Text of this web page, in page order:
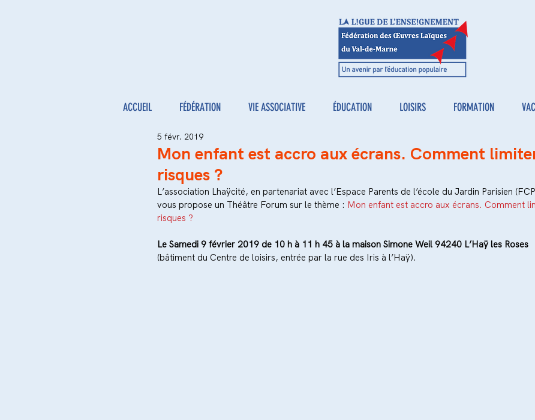
ACCUEIL FÉDÉRATION VIE ASSOCIATIVE ÉDUCATION LOISIRS FORMATION
Mon enfant est accro aux écrans. Comment
risques ?
5 févr. 2019
L’association Lhaÿcité, en partenariat avec l’Espace Parents de l’école du Jardin Parisien
vous propose un Théâtre Forum sur le thème : Mon enfant est accro aux écrans. Comment
risques ?
Le Samedi 9 février 2019 de 10 h à 11 h 45 à la maison Simone Weil 94240 L’Haÿ les Roses
(bâtiment du Centre de loisirs, entrée par la rue des Iris à l’Haÿ).